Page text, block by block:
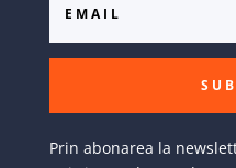
Prin abonarea la